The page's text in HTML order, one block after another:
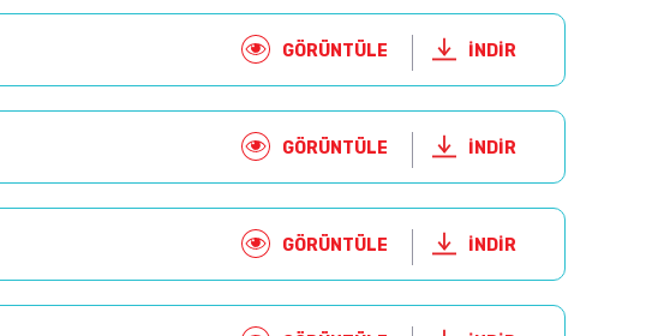
GÖRÜNTÜLE İNDİR
GÖRÜNTÜLE İNDİR
GÖRÜNTÜLE İNDİR